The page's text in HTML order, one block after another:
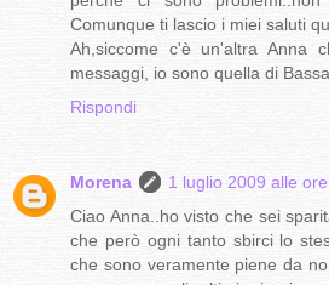
Comunque ti lascio i miei saluti
Ah,siccome c'è un'altra Anna
messaggi, io sono quella di
Rispondi
Morena
1 luglio 2009 alle
Ciao Anna..ho visto che sei
che però ogni tanto sbirci lo
che sono veramente piene da